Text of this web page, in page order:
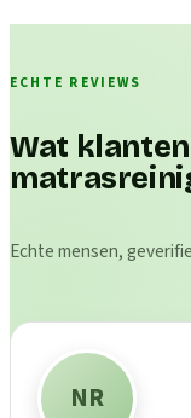
ECHTE REVIEWS
Wat
Echte mensen,
NR